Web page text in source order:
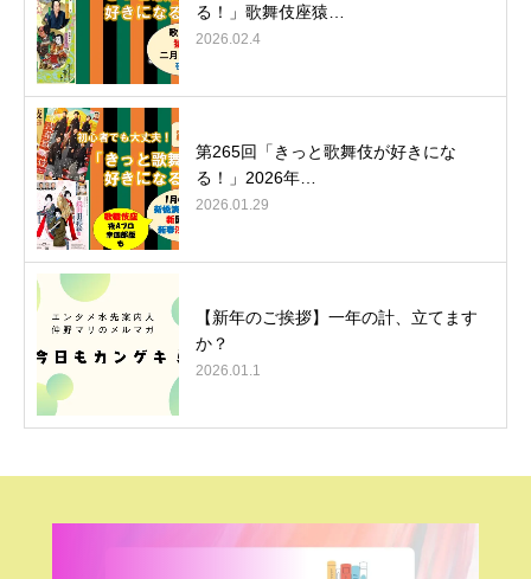
る！」歌舞伎座猿…
2026.02.4
第265回「きっと歌舞伎が好きにな
る！」2026年…
2026.01.29
【新年のご挨拶】一年の計、立てます
か？
2026.01.1